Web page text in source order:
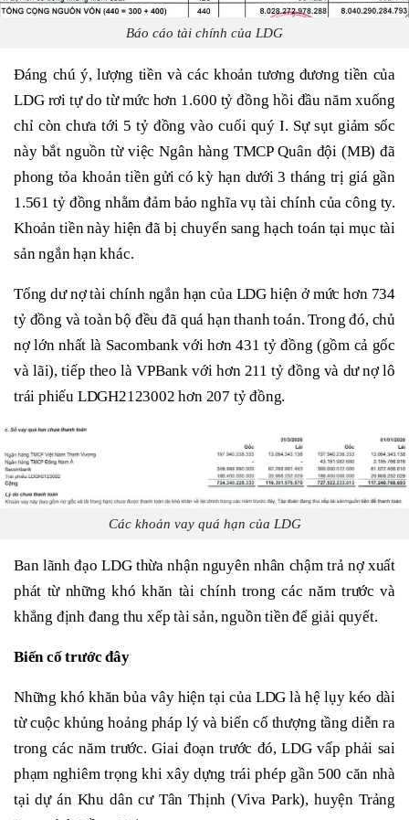
Báo cáo tài chính của LDG
Đáng chú ý, lượng tiền và các khoản tương đương tiền của
LDG rơi tự do từ mức hơn 1.600 tỷ đồng hồi đầu năm xuống
chỉ còn chưa tới 5 tỷ đồng vào cuối quý I. Sự sụt giảm sốc
này bắt nguồn từ việc Ngân hàng TMCP Quân đội (MB) đã
phong tỏa khoản tiền gửi có kỳ hạn dưới 3 tháng trị giá gần
1.561 tỷ đồng nhằm đảm bảo nghĩa vụ tài chính của công ty.
Khoản tiền này hiện đã bị chuyển sang hạch toán tại mục tài
sản ngắn hạn khác.
Tổng dư nợ tài chính ngắn hạn của LDG hiện ở mức hơn 734
tỷ đồng và toàn bộ đều đã quá hạn thanh toán. Trong đó, chủ
nợ lớn nhất là Sacombank với hơn 431 tỷ đồng (gồm cả gốc
và lãi), tiếp theo là VPBank với hơn 211 tỷ đồng và dư nợ lô
trái phiếu LDGH2123002 hơn 207 tỷ đồng.
Các khoản vay quá hạn của LDG
Ban lãnh đạo LDG thừa nhận nguyên nhân chậm trả nợ xuất
phát từ những khó khăn tài chính trong các năm trước và
khẳng định đang thu xếp tài sản, nguồn tiền để giải quyết.
Biến cố trước đây
Những khó khăn bủa vây hiện tại của LDG là hệ lụy kéo dài
từ cuộc khủng hoảng pháp lý và biến cố thượng tầng diễn ra
trong các năm trước. Giai đoạn trước đó, LDG vấp phải sai
phạm nghiêm trọng khi xây dựng trái phép gần 500 căn nhà
tại dự án Khu dân cư Tân Thịnh (Viva Park), huyện Trảng